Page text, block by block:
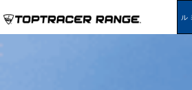
ル